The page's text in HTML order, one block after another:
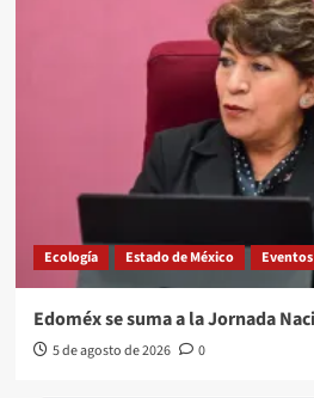
Ecología Estado de México Eventos
Edoméx se suma a la Jornada
5 de agosto de 2026 0